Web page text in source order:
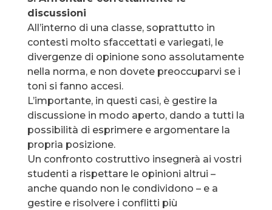
discussioni
All’interno di una classe, soprattutto in
contesti molto sfaccettati e variegati, le
divergenze di opinione sono assolutamente
nella norma, e non dovete preoccuparvi se i
toni si fanno accesi.
L’importante, in questi casi, è gestire la
discussione in modo aperto, dando a tutti la
possibilità di esprimere e argomentare la
propria posizione.
Un confronto costruttivo insegnerà ai vostri
studenti a rispettare le opinioni altrui –
anche quando non le condividono – e a
gestire e risolvere i conflitti più